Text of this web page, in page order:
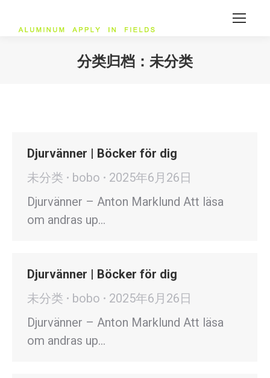
分类归档： 未分类
Djurvänner | Böcker för dig
未分类
bobo
2025年6月26日
Djurvänner – Anton Marklund Att läsa
om andras up…
Djurvänner | Böcker för dig
未分类
bobo
2025年6月26日
Djurvänner – Anton Marklund Att läsa
om andras up…